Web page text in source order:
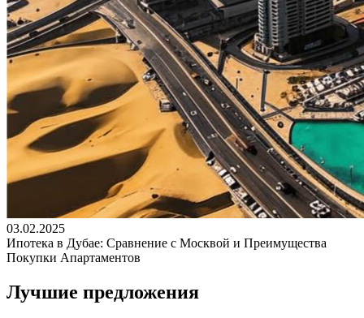
03.02.2025
Ипотека в Дубае: Сравнение с Москвой и Преимущества
Покупки Апартаментов
Лучшие предложения